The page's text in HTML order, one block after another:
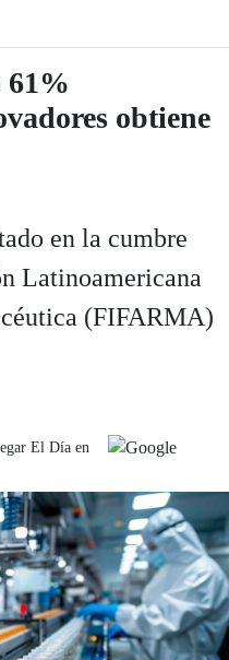
61%
obtiene
en la cumbre
Latinoamericana
(FIFARMA)
El Día en